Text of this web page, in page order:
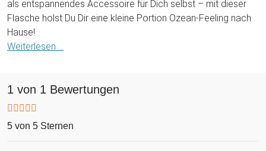
als entspannendes Accessoire für Dich selbst – mit dieser
Flasche holst Du Dir eine kleine Portion Ozean-Feeling nach
Hause!
Weiterlesen ...
1 von 1 Bewertungen
5 von 5 Sternen